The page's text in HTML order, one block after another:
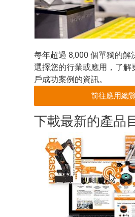
每年超過 8,000 個單獨的解
選擇您的行業或應用，了解
戶成功案例的資訊。
前往應用總
下載最新的產品